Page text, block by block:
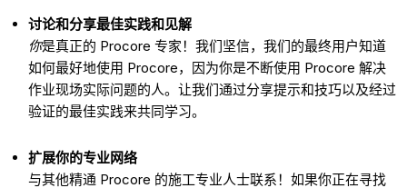
讨论和分享最佳实践和见解
你是真正的 Procore 专家！我们坚信，我们的最终用户知道
如何最好地使用 Procore，因为你是不断使用 Procore 解决
作业现场实际问题的人。让我们通过分享提示和技巧以及经过
验证的最佳实践来共同学习。
扩展你的专业网络
与其他精通 Procore 的施工专业人士联系！如果你正在寻找